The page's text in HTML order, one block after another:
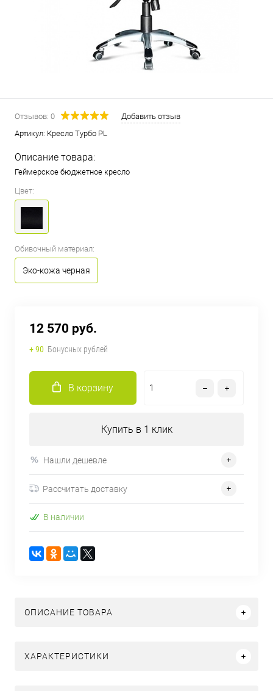
Отзывов: 0
Добавить отзыв
Артикул: Кресло Турбо PL
Описание товара:
Геймерское бюджетное кресло
Цвет:
Обивочный материал:
Эко-кожа черная
12 570 руб.
+ 90 Бонусных рублей
В корзину
Купить в 1 клик
Нашли дешевле
Рассчитать доставку
В наличии
ОПИСАНИЕ ТОВАРА
ХАРАКТЕРИСТИКИ